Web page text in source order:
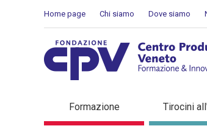
Home page Chi siamo Dove siamo
PREPARAZIONE
Formazione Tirocini